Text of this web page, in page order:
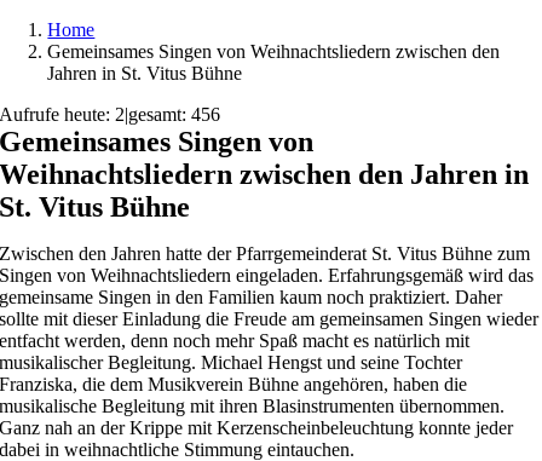
Home
Gemeinsames Singen von Weihnachtsliedern zwischen den
Jahren in St. Vitus Bühne
Aufrufe heute: 2|gesamt: 456
Gemeinsames Singen von
Weihnachtsliedern zwischen den Jahren in
St. Vitus Bühne
Zwischen den Jahren hatte der Pfarrgemeinderat St. Vitus Bühne zum
Singen von Weihnachtsliedern eingeladen. Erfahrungsgemäß wird das
gemeinsame Singen in den Familien kaum noch praktiziert. Daher
sollte mit dieser Einladung die Freude am gemeinsamen Singen wieder
entfacht werden, denn noch mehr Spaß macht es natürlich mit
musikalischer Begleitung. Michael Hengst und seine Tochter
Franziska, die dem Musikverein Bühne angehören, haben die
musikalische Begleitung mit ihren Blasinstrumenten übernommen.
Ganz nah an der Krippe mit Kerzenscheinbeleuchtung konnte jeder
dabei in weihnachtliche Stimmung eintauchen.